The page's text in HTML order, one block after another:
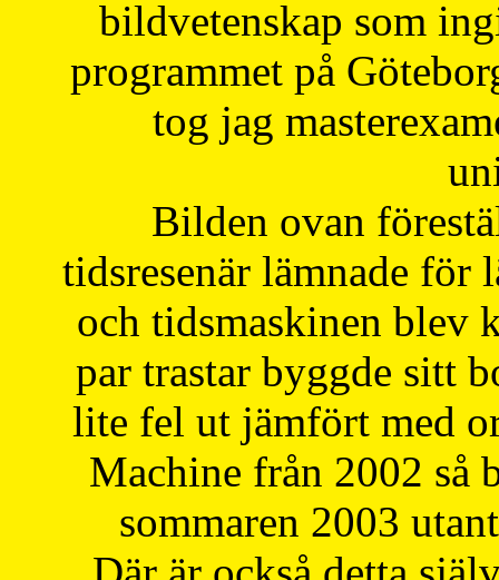
bildvetenskap som
programmet på
tog jag
Bilden ovan
tidsresenär lämnade för
och tidsmaskinen blev
par trastar byggde sitt
lite fel ut jämfört med
Machine från 2002 så
sommaren 2003